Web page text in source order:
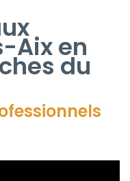
Aix en
du